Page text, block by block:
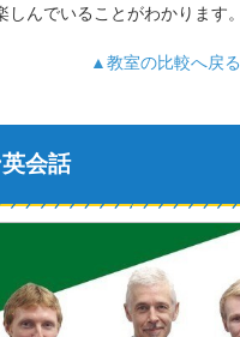
しんでいることがわかります。
▲教室の比較へ戻る
会話